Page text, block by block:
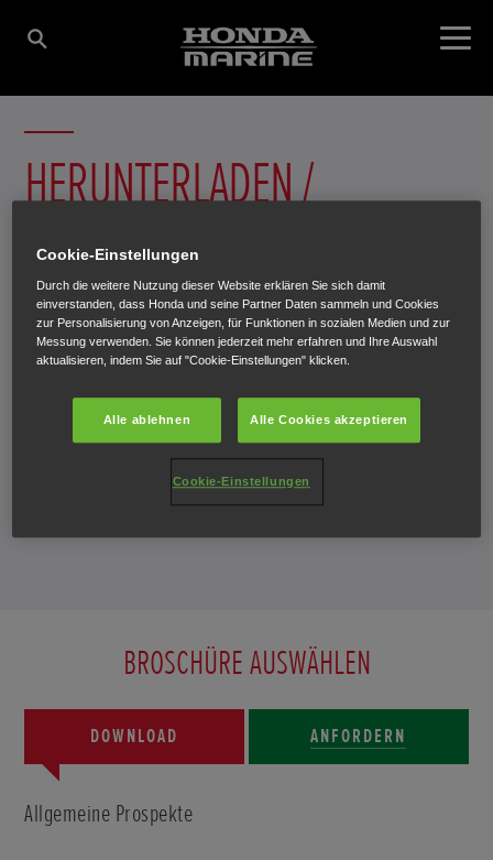
HERUNTERLADEN /
ANFORDERN
Informieren Sie sich in unseren e-Brochures über Ihr
Wunschmodell. Sie können die e-Brochures online
betrachten, downloaden oder ausdrucken. Falls Sie es
vorziehen, Informationen über Honda lieber gedruckt in
der Hand zu halten, können Sie hier die entsprechenden
Prospekte anfordern. Das gewünschte
Informationsmaterial wird Ihnen umgehend per Post
BROSCHÜRE AUSWÄHLEN
DOWNLOAD ANFORDERN
Allgemeine Prospekte
Cookie-Einstellungen
Durch die weitere Nutzung dieser Website erklären Sie sich damit
einverstanden, dass Honda und seine Partner Daten sammeln und Cookies
zur Personalisierung von Anzeigen, für Funktionen in sozialen Medien und zur
Messung verwenden. Sie können jederzeit mehr erfahren und Ihre Auswahl
aktualisieren, indem Sie auf "Cookie-Einstellungen" klicken.
Alle ablehnen Alle Cookies akzeptieren
Cookie-Einstellungen